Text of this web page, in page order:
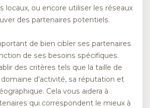
locaux, ou encore utiliser les réseaux
des partenaires potentiels.
de bien cibler ses partenaires
de ses besoins spécifiques.
des critères tels que la taille de
domaine d’activité, sa réputation et
Cela vous aidera à
qui correspondent le mieux à